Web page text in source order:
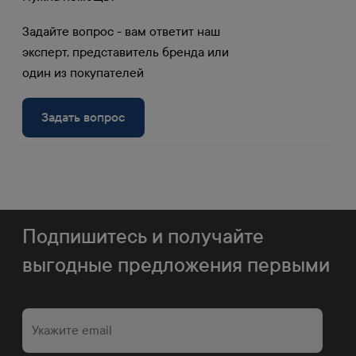
Получите доступ к личному кабинету и
узнайте вашу скидку.
Войти в личный
РФ и Беларуси
Задайте вопрос - вам ответит наш
эксперт, представитель бренда или
один из покупателей
Задать вопрос
Подпишитесь и получайте
выгодные предложения первыми